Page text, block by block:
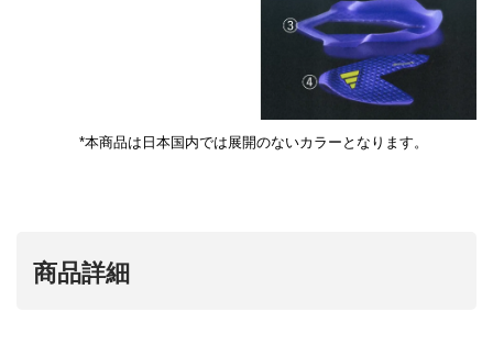
*本商品は日本国内では展開のないカラーとなります。
商品詳細